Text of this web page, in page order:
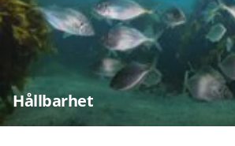
Hållbarhet